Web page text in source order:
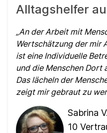
Alltagshelfer
An der Arbeit mit
Wertschätzung der mir
ist eine Individuelle
und die Menschen Dort
Das lächeln der
zeigt mir gebraut zu
Sabrina V.
10